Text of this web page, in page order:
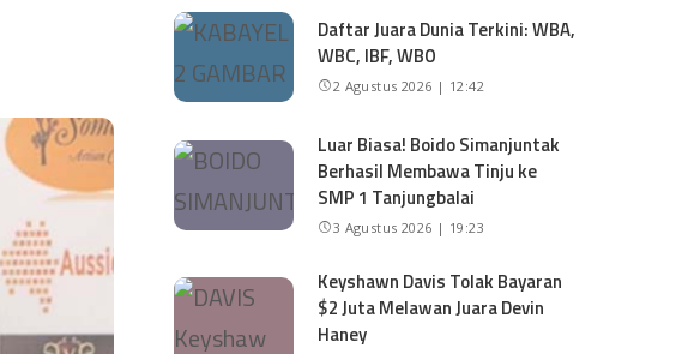
Daftar Juara Dunia Terkini: WBA,
WBC, IBF, WBO
2 Agustus 2026 | 12:42
Luar Biasa! Boido Simanjuntak
Berhasil Membawa Tinju ke
SMP 1 Tanjungbalai
3 Agustus 2026 | 19:23
Keyshawn Davis Tolak Bayaran
$2 Juta Melawan Juara Devin
Haney